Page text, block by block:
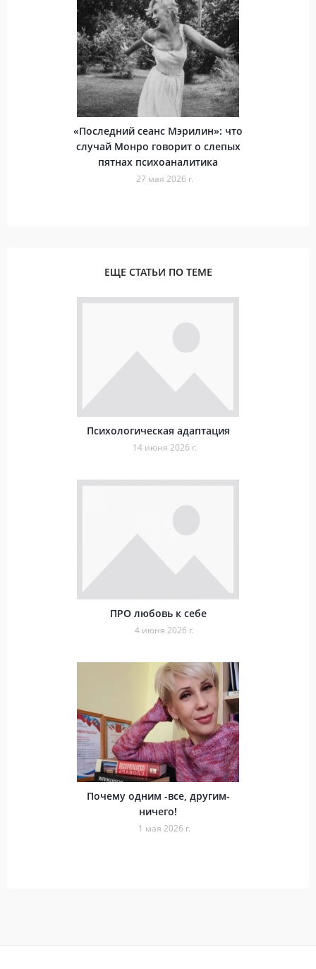
«Последний сеанс Мэрилин»: что
случай Монро говорит о слепых
пятнах психоаналитика
27 мая 2026 г.
ЕЩЕ СТАТЬИ ПО ТЕМЕ
Психологическая адаптация
14 июня 2026 г.
ПРО любовь к себе
4 июня 2026 г.
Почему одним -все, другим-
ничего!
1 мая 2026 г.